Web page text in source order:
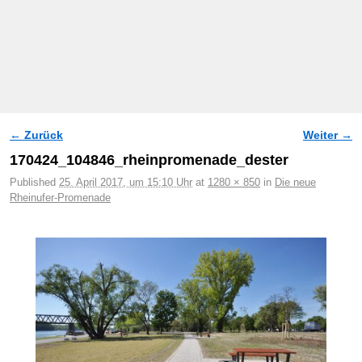
Bilder-Navigation
← Zurück Weiter →
170424_104846_rheinpromenade_dester
Published 25. April 2017, um 15:10 Uhr at 1280 × 850 in Die neue
Rheinufer-Promenade